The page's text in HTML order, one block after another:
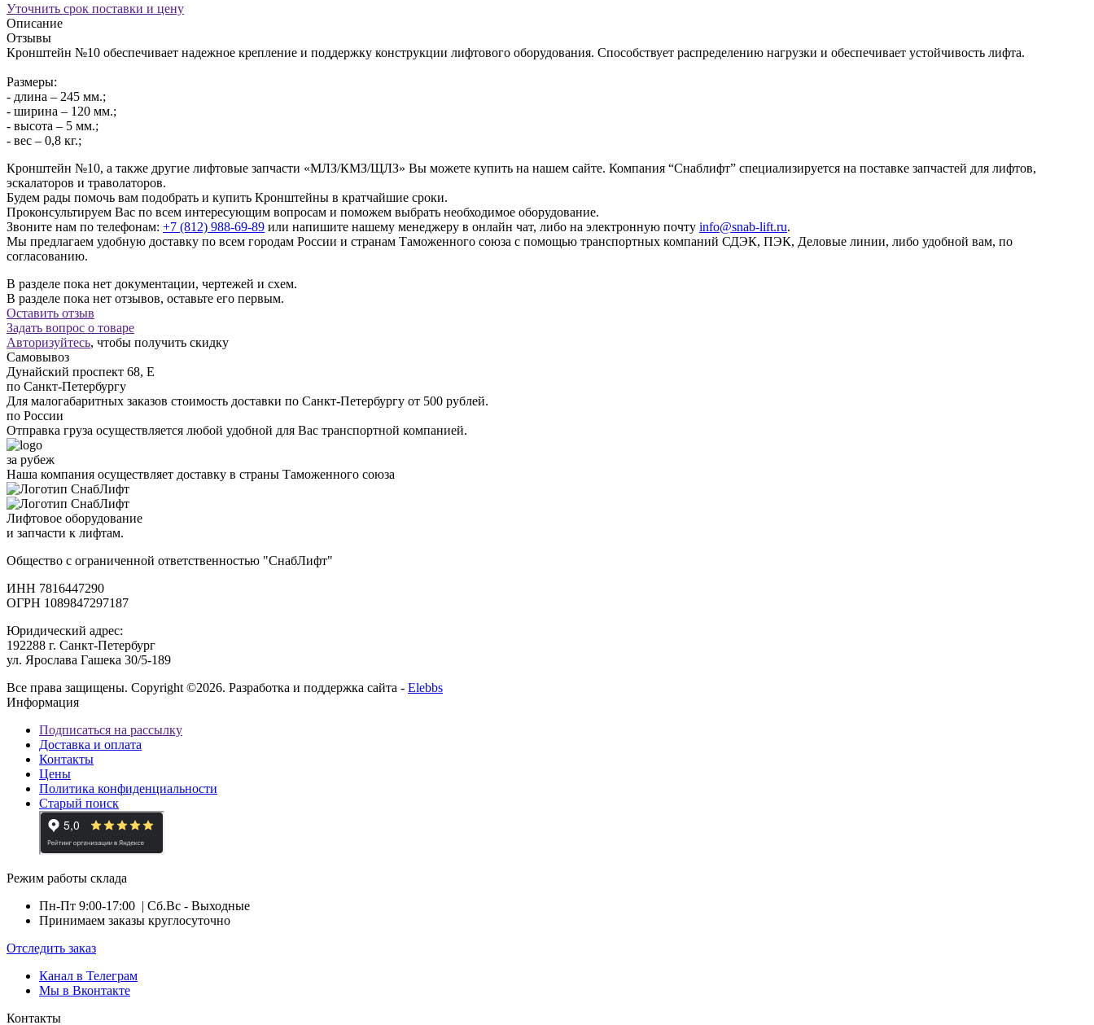
Уточнить срок поставки и цену
Описание
Отзывы
Кронштейн №10 обеспечивает надежное крепление и поддержку конструкции лифтового оборудования. Способствует распределению нагрузки и обеспечивает устойчивость лифта.
Размеры:
- длина – 245 мм.;
- ширина – 120 мм.;
- высота – 5 мм.;
- вес – 0,8 кг.;
Кронштейн №10, а также другие лифтовые запчасти «МЛЗ/КМЗ/ЩЛЗ» Вы можете купить на нашем сайте. Компания “Снаблифт” специализируется на поставке запчастей для лифтов,
эскалаторов и траволаторов.
Будем рады помочь вам подобрать и купить Кронштейны в кратчайшие сроки.
Проконсультируем Вас по всем интересующим вопросам и поможем выбрать необходимое оборудование.
Звоните нам по телефонам: +7 (812) 988-69-89 или напишите нашему менеджеру в онлайн чат, либо на электронную почту info@snab-lift.ru.
Мы предлагаем удобную доставку по всем городам России и странам Таможенного союза с помощью транспортных компаний СДЭК, ПЭК, Деловые линии, либо удобной вам, по
согласованию.
В разделе пока нет документации, чертежей и схем.
В разделе пока нет отзывов, оставьте его первым.
Оставить отзыв
Задать вопрос о товаре
Авторизуйтесь, чтобы получить скидку
Самовывоз
Дунайский проспект 68, Е
по Санкт-Петербургу
Для малогабаритных заказов стоимость доставки по Санкт-Петербургу от 500 рублей.
по России
Отправка груза осуществляется любой удобной для Вас транспортной компанией.
за рубеж
Наша компания осуществляет доставку в страны Таможенного союза
Лифтовое оборудование
и запчасти к лифтам.
Общество с ограниченной ответственностью "СнабЛифт"
ИНН 7816447290
ОГРН 1089847297187
Юридический адрес:
192288 г. Санкт-Петербург
ул. Ярослава Гашека 30/5-189
Все права защищены. Copyright ©2026. Разработка и поддержка сайта - Elebbs
Информация
Подписаться на рассылку
Доставка и оплата
Контакты
Цены
Политика конфиденциальности
Старый поиск
Режим работы склада
Пн-Пт 9:00-17:00 | Сб.Вс - Выходные
Принимаем заказы круглосуточно
Отследить заказ
Канал в Телеграм
Мы в Вконтакте
Контакты